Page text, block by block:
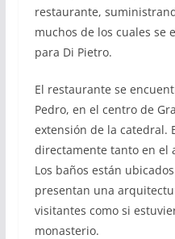
restaurante,
muchos de los cuales se
para Di Pietro.
El restaurante se
Pedro, en el centro de
extensión de la catedral.
directamente tanto en el
Los baños están
presentan una
visitantes como si
monasterio.